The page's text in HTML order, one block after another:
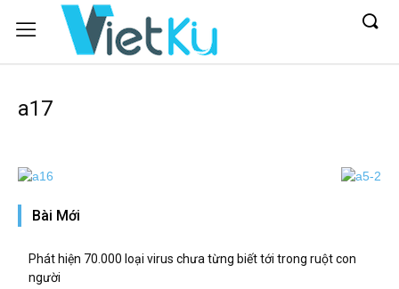
a17
Bài Mới
Phát hiện 70.000 loại virus chưa từng biết tới trong ruột con
người